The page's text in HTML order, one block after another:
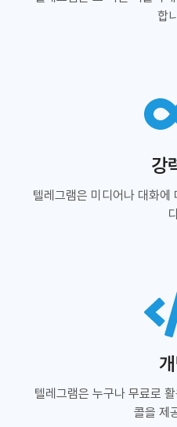
합
강
텔레그램은 미디어나 대화에
텔레그램은 누구나 무료로
콜을 제